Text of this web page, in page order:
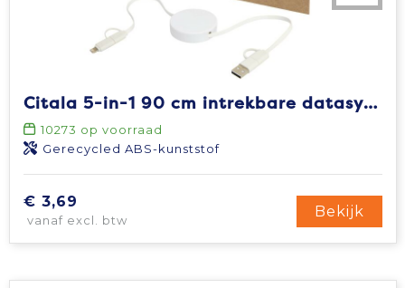
Citala 5-in-1 90 cm intrekbare datasynchronisatie- en 40 W snellaadkabel van gerecycled plastic
10273 op voorraad
Gerecycled ABS-kunststof
€ 3,69
vanaf excl. btw
Bekijk